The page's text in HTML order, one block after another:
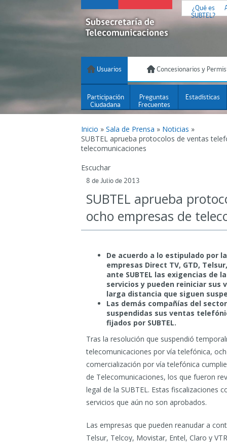
¿Qué es
SUBTEL?
Usuarios Concesionarios y
Participación
Ciudadana
Preguntas
Frecuentes
Estadísticas
Inicio » Sala de Prensa » Noticias »
SUBTEL aprueba protocolos de ventas
telecomunicaciones
Escuchar
8 de Julio de 2013
SUBTEL aprueba
ocho empresas de
De acuerdo a lo estipulado por
empresas Direct TV, GTD,
ante SUBTEL las exigencias de
servicios y pueden reiniciar sus
larga distancia que siguen
Las demás compañías del
suspendidas sus ventas
fijados por SUBTEL.
Tras la resolución que suspendió
telecomunicaciones por vía telefónica,
comercialización por vía telefónica
de Telecomunicaciones, los que fueron
legal de la SUBTEL. Estas fiscalizaciones
servicios que aún no son aprobados.
Las empresas que pueden reanudar a
Telsur, Telcoy, Movistar, Entel, Claro y